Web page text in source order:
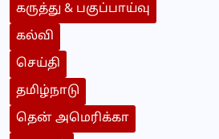
கருத்து & பகுப்பாய்வு
கல்வி
செய்தி
தமிழ்நாடு
தென் அமெரிக்கா